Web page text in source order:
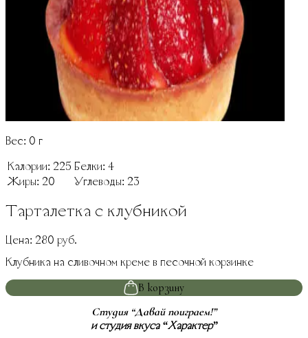
Банкетные блюда
Напитки
Вес: 0 г
Калории: 225 Белки: 4
Жиры: 20 Углеводы: 23
Тарталетка с клубникой
Цена: 280 руб.
Клубника на сливочном креме в песочной корзинке
В корзину
Студия “Давай поиграем!”
и студия вкуса “Характер”